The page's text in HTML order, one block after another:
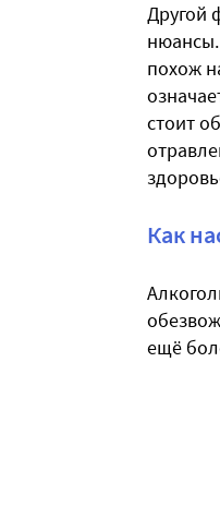
Другой
похож
стоит
Как
ещё